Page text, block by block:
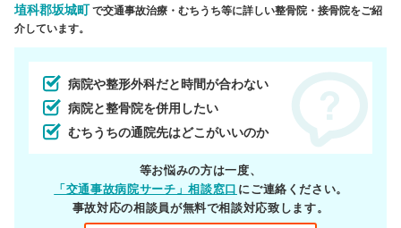
埴科郡坂城町で交通事故治療・むちうち等に詳しい整骨院・接骨院をご紹
介しています。
病院や整形外科だと時間が合わない
病院と整骨院を併用したい
むちうちの通院先はどこがいいのか
等お悩みの方は一度、
「交通事故病院サーチ」相談窓口 にご連絡ください。
事故対応の相談員が無料で相談対応致します。